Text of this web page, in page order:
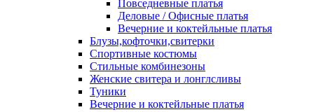
Повседневные платья
Деловые / Офисные платья
Вечерние и коктейльные платья
Блузы,кофточки,свитерки
Спортивные костюмы
Стильные комбинезоны
Женские свитера и лонглсливы
Туники
Вечерние и коктейльные платья